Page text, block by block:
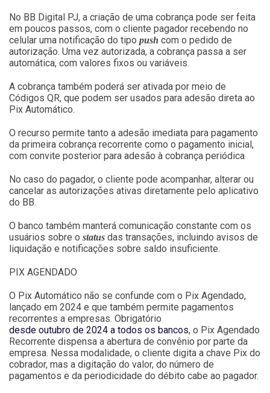
No BB Digital PJ, a criação de uma cobrança pode ser feita
em poucos passos, com o cliente pagador recebendo no
celular uma notificação do tipo push com o pedido de
autorização. Uma vez autorizada, a cobrança passa a ser
automática, com valores fixos ou variáveis.
A cobrança também poderá ser ativada por meio de
Códigos QR, que podem ser usados para adesão direta ao
Pix Automático.
O recurso permite tanto a adesão imediata para pagamento
da primeira cobrança recorrente como o pagamento inicial,
com convite posterior para adesão à cobrança periódica
No caso do pagador, o cliente pode acompanhar, alterar ou
cancelar as autorizações ativas diretamente pelo aplicativo
do BB.
O banco também manterá comunicação constante com os
usuários sobre o status das transações, incluindo avisos de
liquidação e notificações sobre saldo insuficiente.
PIX AGENDADO
O Pix Automático não se confunde com o Pix Agendado,
lançado em 2024 e que também permite pagamentos
recorrentes a empresas. Obrigatório
desde outubro de 2024 a todos os bancos, o Pix Agendado
Recorrente dispensa a abertura de convênio por parte da
empresa. Nessa modalidade, o cliente digita a chave Pix do
cobrador, mas a digitação do valor, do número de
pagamentos e da periodicidade do débito cabe ao pagador.